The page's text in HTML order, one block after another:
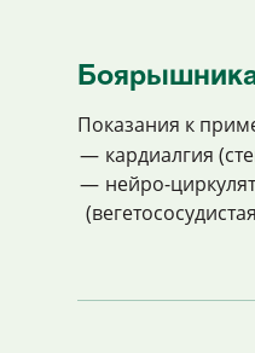
Показания к
кардиалгия
нейро-